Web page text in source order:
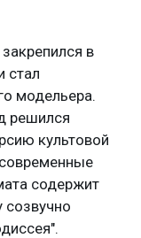
в
стал
модельера.
решился
культовой
содержит
созвучно